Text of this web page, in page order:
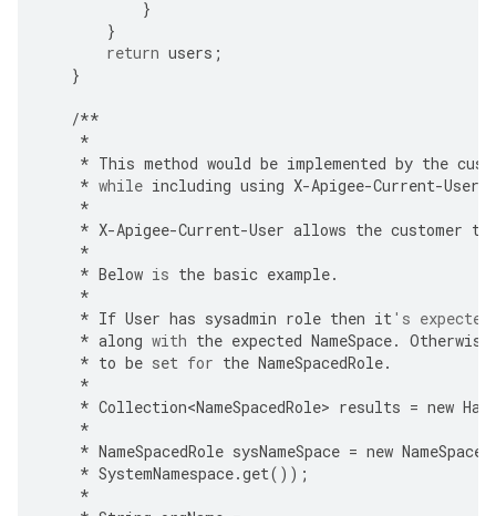
}
}
return users ;
}
/**
*
* This method would be implemented by the
* while including using X-Apigee-Current-User
*
* X-Apigee-Current-User allows the customer to
*
* Below is the basic example.
*
* If User has sysadmin role then it's expected
* along with the expected NameSpace. Otherwise
* to be set for the NameSpacedRole.
*
* Collection<NameSpacedRole> results = new
*
* NameSpacedRole sysNameSpace = new
* SystemNamespace.get());
*